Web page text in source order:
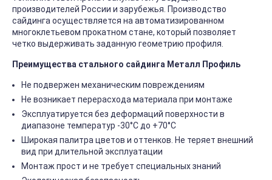
производителей России и зарубежья. Производство
сайдинга осуществляется на автоматизированном
многоклетьевом прокатном стане, который позволяет
четко выдерживать заданную геометрию профиля.
Преимущества стального сайдинга Металл Профиль
Не подвержен механическим повреждениям
Не возникает перерасхода материала при монтаже
Эксплуатируется без деформаций поверхности в
диапазоне температур -30°C до +70°C
Широкая палитра цветов и оттенков. Не теряет внешний
вид при длительной эксплуатации
Монтаж прост и не требует специальных знаний